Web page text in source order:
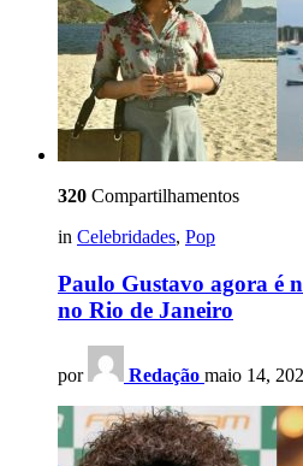
320 Compartilhamentos
in Celebridades, Pop
Paulo Gustavo agora é
no Rio de Janeiro
por Redação maio 14,